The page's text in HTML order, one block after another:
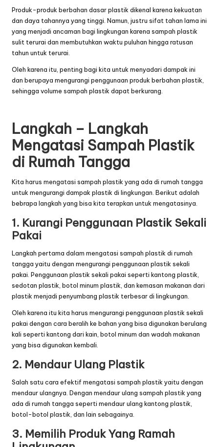
Produk-produk berbahan dasar plastik dikenal karena kekuatan
dan daya tahannya yang tinggi. Namun, justru sifat tahan lama ini
yang menjadi ancaman bagi lingkungan karena sampah plastik
sulit terurai dan membutuhkan waktu puluhan hingga ratusan
tahun untuk terurai.
Oleh karena itu, penting bagi kita untuk menyadari dampak ini
dan berupaya mengurangi penggunaan produk berbahan plastik,
sehingga volume sampah plastik dapat berkurang.
Langkah – Langkah
Mengatasi Sampah Plastik
di Rumah Tangga
Kita harus mengatasi sampah plastik yang ada di rumah tangga
untuk mengurangi dampak plastik di lingkungan. Berikut adalah
bebrapa langkah yang bisa kita terapkan untuk mengatasinya.
1. Kurangi Penggunaan Plastik Sekali
Pakai
Langkah pertama dalam mengatasi sampah plastik di rumah
tangga yaitu dengan mengurangi penggunaan plastik sekali
pakai. Penggunaan plastik sekali pakai seperti kantong plastik,
sedotan plastik, botol minum plastik, dan kemasan makanan dari
plastik menjadi penyumbang plastik terbesar di lingkungan.
Oleh karena itu kita harus mengurangi penggunaan plastik sekali
pakai dengan cara beralih ke bahan yang bisa digunakan berulang
kali seperti kantong dari kain, botol minum dan wadah makanan
yang bisa digunakan kembali.
2. Mendaur Ulang Plastik
Salah satu cara efektif mengatasi sampah plastik yaitu dengan
mendaur ulangnya. Dengan mendaur ulang sampah plastik yang
ada di rumah tangga seperti mendaur ulang kantong plastik
botol-botol plastik, dan lain sebagainya.
3. Memilih Produk Yang Ramah